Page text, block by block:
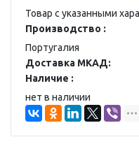
Товар с указанными
Производство :
Португалия
Доставка МКАД:
Наличие :
нет в наличии